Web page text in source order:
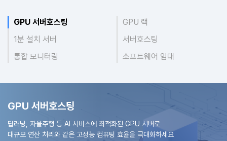
GPU 서버호스팅
GPU 랙
1분 설치 서버
서버호스팅
통합 모니터링
소프트웨어 임대
GPU 서버호스팅
딥러닝, 자율주행 등 AI 서비스에 최적화된 GPU 서버로
대규모 연산 처리와 같은 고성능 컴퓨팅 효율을 극대화하세요